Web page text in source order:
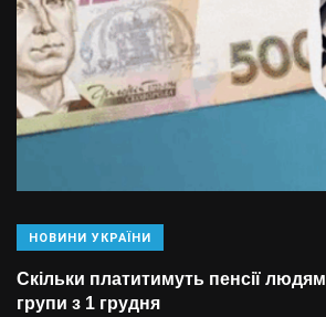
НОВИНИ УКРАЇНИ
Скільки платитимуть пенсії людям
групи з 1 грудня